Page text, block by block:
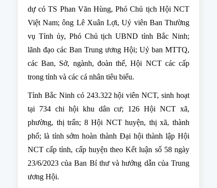
dự có TS Phan Văn Hùng, Phó Chủ tịch Hội NCT
Việt Nam; ông Lê Xuân Lợi, Uỷ viên Ban Thường
vụ Tỉnh ủy, Phó Chủ tịch UBND tỉnh Bắc Ninh;
lãnh đạo các Ban Trung ương Hội; Uỷ ban MTTQ,
các Ban, Sở, ngành, đoàn thể, Hội NCT các cấp
trong tỉnh và các cá nhân tiêu biểu.
Tỉnh Bắc Ninh có 243.322 hội viên NCT, sinh hoạt
tại 734 chi hội khu dân cư; 126 Hội NCT xã,
phường, thị trấn; 8 Hội NCT huyện, thị xã, thành
phố; là tỉnh sớm hoàn thành Đại hội thành lập Hội
NCT cấp tỉnh, cấp huyện theo Kết luận số 58 ngày
23/6/2023 của Ban Bí thư và hướng dẫn của Trung
ương Hội.